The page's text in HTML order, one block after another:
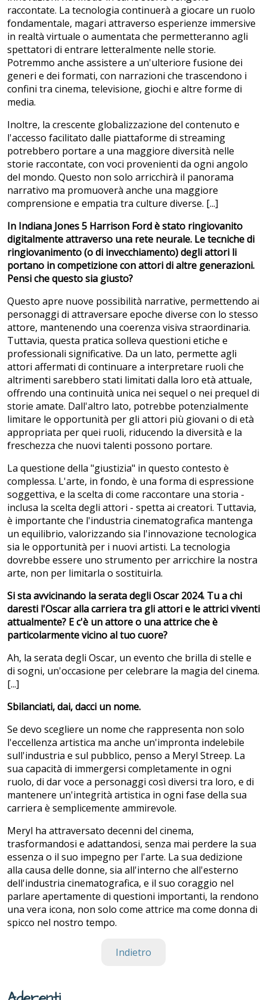
raccontate. La tecnologia continuerà a giocare un ruolo
fondamentale, magari attraverso esperienze immersive
in realtà virtuale o aumentata che permetteranno agli
spettatori di entrare letteralmente nelle storie.
Potremmo anche assistere a un'ulteriore fusione dei
generi e dei formati, con narrazioni che trascendono i
confini tra cinema, televisione, giochi e altre forme di
media.
Inoltre, la crescente globalizzazione del contenuto e
l'accesso facilitato dalle piattaforme di streaming
potrebbero portare a una maggiore diversità nelle
storie raccontate, con voci provenienti da ogni angolo
del mondo. Questo non solo arricchirà il panorama
narrativo ma promuoverà anche una maggiore
comprensione e empatia tra culture diverse. [...]
In Indiana Jones 5 Harrison Ford è stato ringiovanito
digitalmente attraverso una rete neurale. Le tecniche di
ringiovanimento (o di invecchiamento) degli attori li
portano in competizione con attori di altre generazioni.
Pensi che questo sia giusto?
Questo apre nuove possibilità narrative, permettendo ai
personaggi di attraversare epoche diverse con lo stesso
attore, mantenendo una coerenza visiva straordinaria.
Tuttavia, questa pratica solleva questioni etiche e
professionali significative. Da un lato, permette agli
attori affermati di continuare a interpretare ruoli che
altrimenti sarebbero stati limitati dalla loro età attuale,
offrendo una continuità unica nei sequel o nei prequel di
storie amate. Dall'altro lato, potrebbe potenzialmente
limitare le opportunità per gli attori più giovani o di età
appropriata per quei ruoli, riducendo la diversità e la
freschezza che nuovi talenti possono portare.
La questione della "giustizia" in questo contesto è
complessa. L'arte, in fondo, è una forma di espressione
soggettiva, e la scelta di come raccontare una storia -
inclusa la scelta degli attori - spetta ai creatori. Tuttavia,
è importante che l'industria cinematografica mantenga
un equilibrio, valorizzando sia l'innovazione tecnologica
sia le opportunità per i nuovi artisti. La tecnologia
dovrebbe essere uno strumento per arricchire la nostra
arte, non per limitarla o sostituirla.
Si sta avvicinando la serata degli Oscar 2024. Tu a chi
daresti l'Oscar alla carriera tra gli attori e le attrici viventi
attualmente? E c'è un attore o una attrice che è
particolarmente vicino al tuo cuore?
Ah, la serata degli Oscar, un evento che brilla di stelle e
di sogni, un'occasione per celebrare la magia del cinema.
[...]
Sbilanciati, dai, dacci un nome.
Se devo scegliere un nome che rappresenta non solo
l'eccellenza artistica ma anche un'impronta indelebile
sull'industria e sul pubblico, penso a Meryl Streep. La
sua capacità di immergersi completamente in ogni
ruolo, di dar voce a personaggi così diversi tra loro, e di
mantenere un'integrità artistica in ogni fase della sua
carriera è semplicemente ammirevole.
Meryl ha attraversato decenni del cinema,
trasformandosi e adattandosi, senza mai perdere la sua
essenza o il suo impegno per l'arte. La sua dedizione
alla causa delle donne, sia all'interno che all'esterno
dell'industria cinematografica, e il suo coraggio nel
parlare apertamente di questioni importanti, la rendono
una vera icona, non solo come attrice ma come donna di
spicco nel nostro tempo.
Indietro